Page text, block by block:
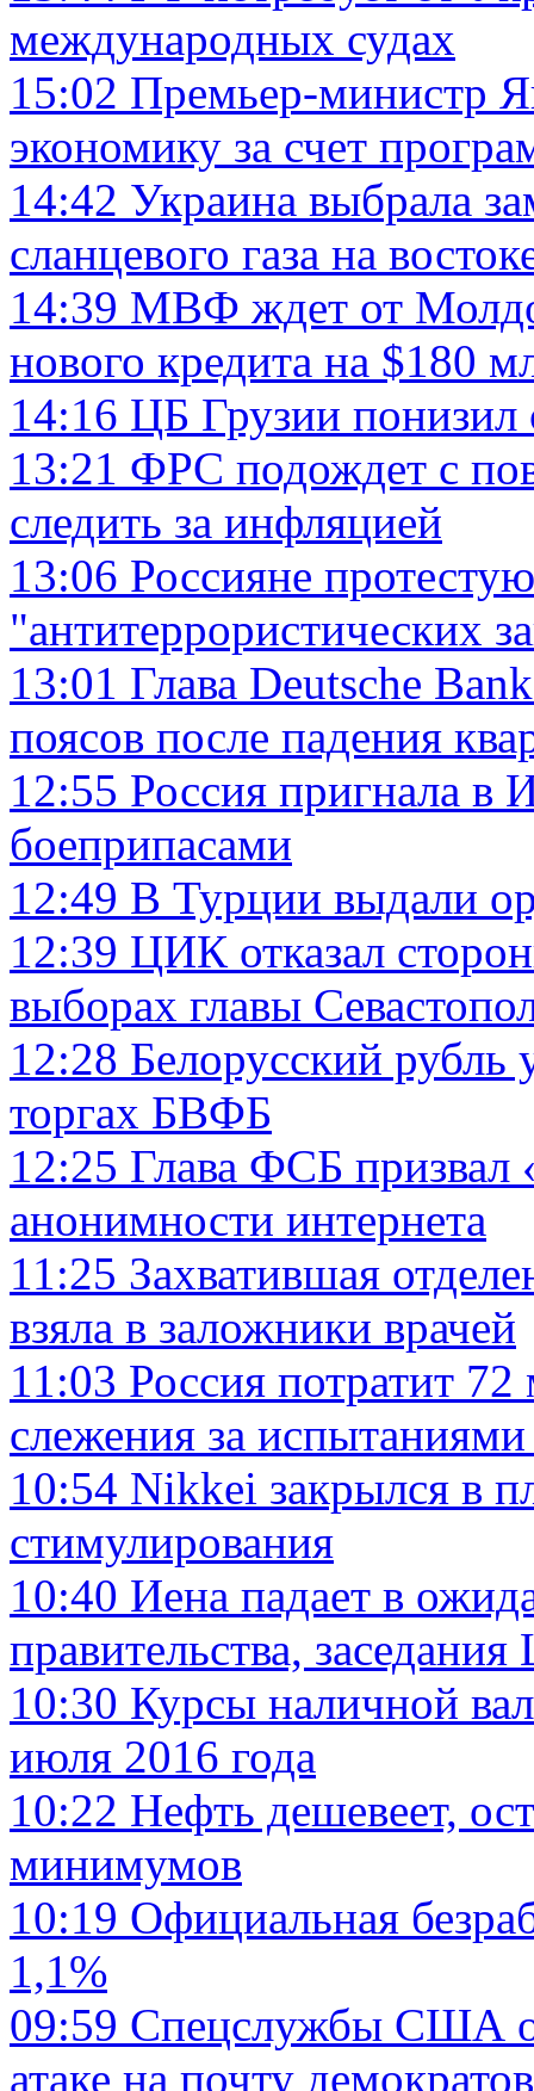
международных судах
15:02 Премьер-министр
экономику за счет
14:42 Украина выбрала
сланцевого газа на
14:39 МВФ ждет от
нового кредита на $180
14:16 ЦБ Грузии понизил
13:21 ФРС подождет с
следить за инфляцией
13:06 Россияне
"антитеррористических
13:01 Глава Deutsche
поясов после падения
12:55 Россия пригнала в
боеприпасами
12:49 В Турции выдали
12:39 ЦИК отказал
выборах главы
12:28 Белорусский рубль
торгах БВФБ
12:25 Глава ФСБ призвал
анонимности интернета
11:25 Захватившая
взяла в заложники врачей
11:03 Россия потратит
слежения за
10:54 Nikkei закрылся в
стимулирования
10:40 Иена падает в
правительства,
10:30 Курсы наличной
июля 2016 года
10:22 Нефть дешевеет,
минимумов
10:19 Официальная
1,1%
09:59 Спецслужбы США
атаке на почту демократов